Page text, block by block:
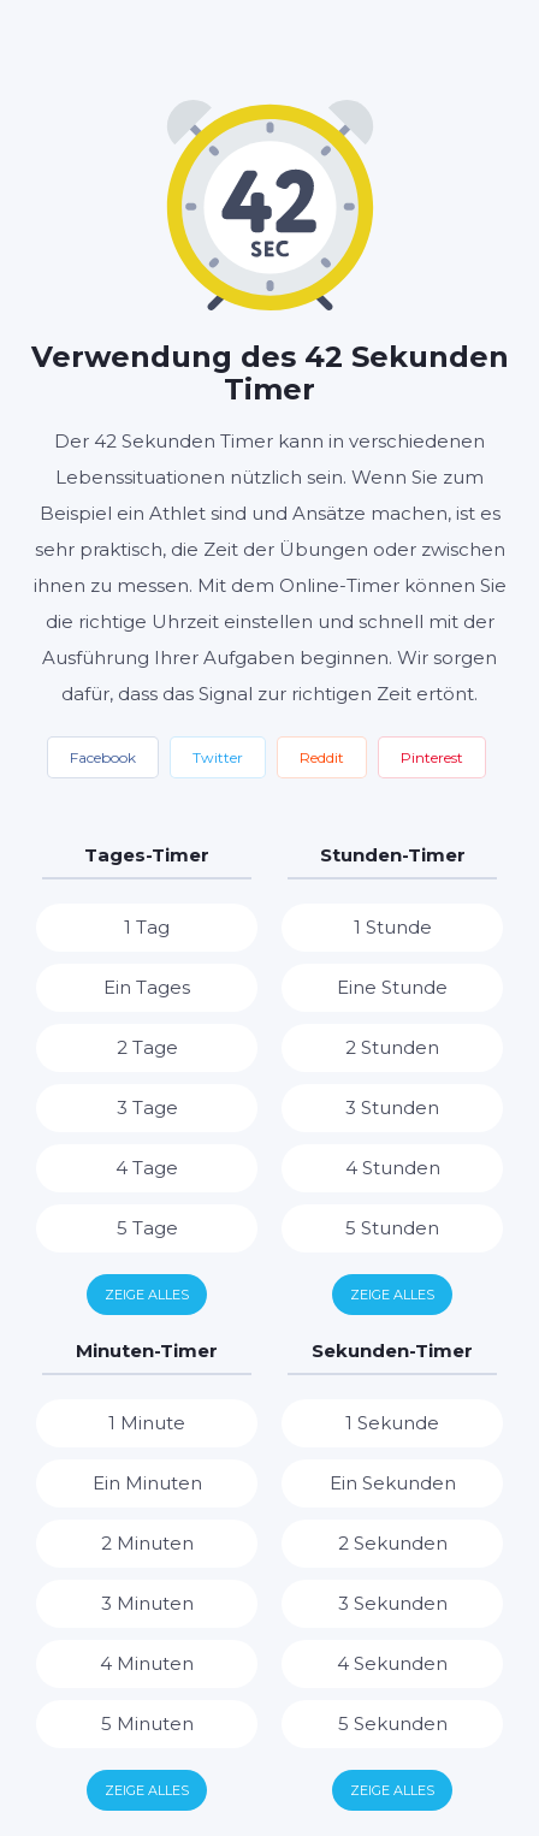
Verwendung des 42 Sekunden
Timer
Der 42 Sekunden Timer kann in verschiedenen
Lebenssituationen nützlich sein. Wenn Sie zum
Beispiel ein Athlet sind und Ansätze machen, ist es
sehr praktisch, die Zeit der Übungen oder zwischen
ihnen zu messen. Mit dem Online-Timer können Sie
die richtige Uhrzeit einstellen und schnell mit der
Ausführung Ihrer Aufgaben beginnen. Wir sorgen
dafür, dass das Signal zur richtigen Zeit ertönt.
Facebook Twitter Reddit Pinterest
Tages-Timer
1 Tag
Ein Tages
2 Tage
3 Tage
4 Tage
5 Tage
6 Tage
7 Tage
ZEIGE ALLES
Stunden-Timer
1 Stunde
Eine Stunde
2 Stunden
3 Stunden
4 Stunden
5 Stunden
6 Stunden
7 Stunden
14 Stunden
ZEIGE ALLES
Minuten-Timer
1 Minute
Ein Minuten
2 Minuten
3 Minuten
4 Minuten
5 Minuten
6 Minuten
ZEIGE ALLES
Sekunden-Timer
1 Sekunde
Ein Sekunden
2 Sekunden
3 Sekunden
4 Sekunden
5 Sekunden
6 Sekunden
ZEIGE ALLES
00
MINUTEN
: 42
SEKUNDEN
Zurücksetzen